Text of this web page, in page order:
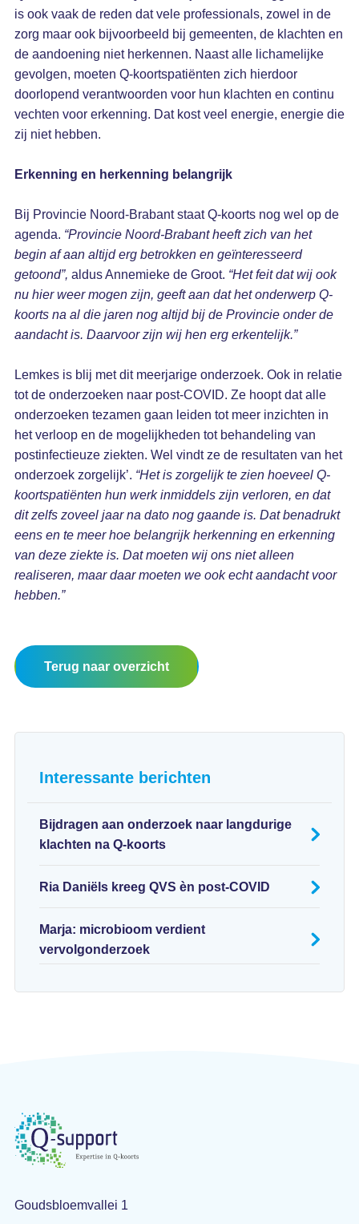
is ook vaak de reden dat vele professionals, zowel in de
zorg maar ook bijvoorbeeld bij gemeenten, de klachten en
de aandoening niet herkennen. Naast alle lichamelijke
gevolgen, moeten Q-koortspatiënten zich hierdoor
doorlopend verantwoorden voor hun klachten en continu
vechten voor erkenning. Dat kost veel energie, energie die
zij niet hebben.
Erkenning en herkenning belangrijk
Bij Provincie Noord-Brabant staat Q-koorts nog wel op de
agenda. “Provincie Noord-Brabant heeft zich van het
begin af aan altijd erg betrokken en geïnteresseerd
getoond”, aldus Annemieke de Groot. “Het feit dat wij ook
nu hier weer mogen zijn, geeft aan dat het onderwerp Q-
koorts na al die jaren nog altijd bij de Provincie onder de
aandacht is. Daarvoor zijn wij hen erg erkentelijk.”
Lemkes is blij met dit meerjarige onderzoek. Ook in relatie
tot de onderzoeken naar post-COVID. Ze hoopt dat alle
onderzoeken tezamen gaan leiden tot meer inzichten in
het verloop en de mogelijkheden tot behandeling van
postinfectieuze ziekten. Wel vindt ze de resultaten van het
onderzoek zorgelijk’. “Het is zorgelijk te zien hoeveel Q-
koortspatiënten hun werk inmiddels zijn verloren, en dat
dit zelfs zoveel jaar na dato nog gaande is. Dat benadrukt
eens en te meer hoe belangrijk herkenning en erkenning
van deze ziekte is. Dat moeten wij ons niet alleen
realiseren, maar daar moeten we ook echt aandacht voor
hebben.”
Terug naar overzicht
Interessante berichten
Bijdragen aan onderzoek naar langdurige
klachten na Q-koorts
Ria Daniëls kreeg QVS èn post-COVID
Marja: microbioom verdient
vervolgonderzoek
Goudsbloemvallei 1